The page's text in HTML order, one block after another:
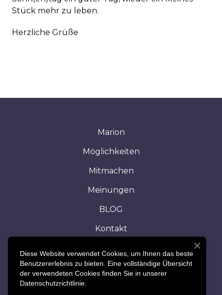
Stück mehr zu leben.
Herzliche Grüße
Marion
Möglichkeiten
Mitmachen
Meinungen
BLOG
Kontakt
Heim
Diese Website verwendet Cookies, um Ihnen das beste
Benutzererlebnis zu bieten. Eine vollständige Übersicht
der verwendeten Cookies finden Sie in unserer
Datenschutzrichtlinie.